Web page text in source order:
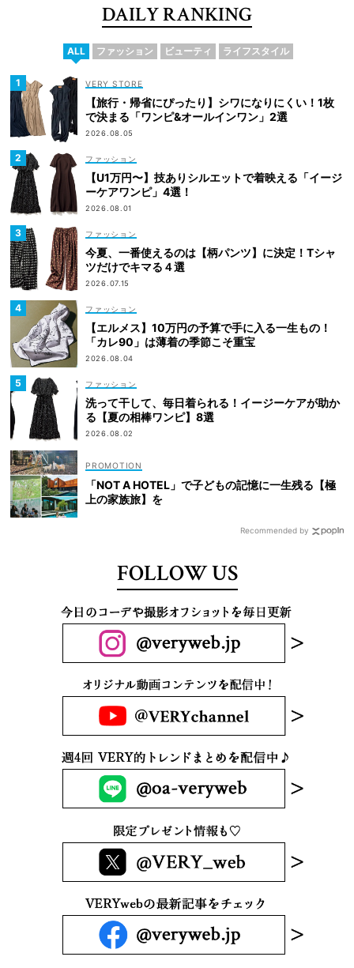
DAILY RANKING
ALL ファッション ビューティ ライフスタイル
VERY STORE
【旅行・帰省にぴったり】シワになりにくい！1枚
で決まる「ワンピ&オールインワン」2選
2026.08.05
ファッション
【U1万円〜】技ありシルエットで着映える「イージ
ーケアワンピ」4選！
2026.08.01
ファッション
今夏、一番使えるのは【柄パンツ】に決定！Tシャ
ツだけでキマる４選
2026.07.15
ファッション
【エルメス】10万円の予算で手に入る一生もの！
「カレ90」は薄着の季節こそ重宝
2026.08.04
ファッション
洗って干して、毎日着られる！イージーケアが助か
る【夏の相棒ワンピ】8選
2026.08.02
「NOT A HOTEL」で子どもの記憶に一生残る【極
上の家族旅】を
Recommended by
FOLLOW US